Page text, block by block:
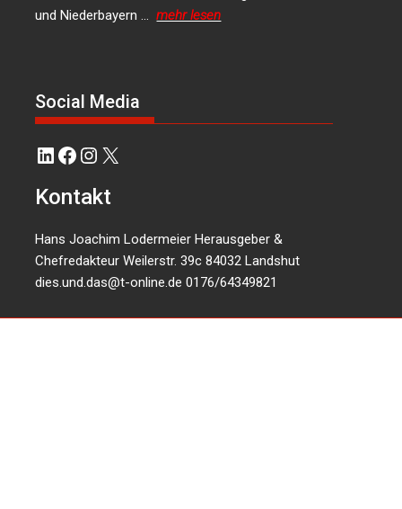
und Niederbayern …mehr lesen
Social Media
LinkedIn
Facebook
Instagram
X
Kontakt
Hans Joachim Lodermeier Herausgeber &
Chefredakteur Weilerstr. 39c 84032 Landshut
dies.und.das@t-online.de 0176/64349821